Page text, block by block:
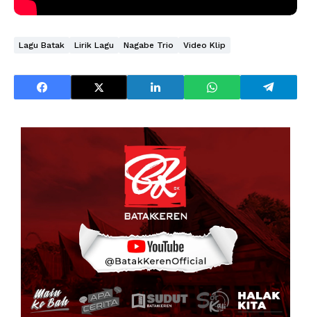
Lagu Batak Lirik Lagu Nagabe Trio Video Klip